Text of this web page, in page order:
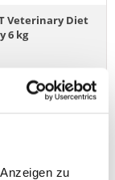
zu
Veterinary Diet
6 kg
WARENKORB